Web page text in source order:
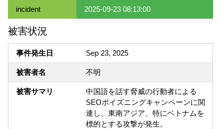
incident 2025-09-23 08:13:00
被害状況
事件発生日 Sep 23, 2025
被害者名 不明
被害サマリ
中国語を話す脅威の行動者による
SEOポイズニングキャンペーンに関
連し、東南アジア、特にベトナムを
標的とする攻撃が発生。